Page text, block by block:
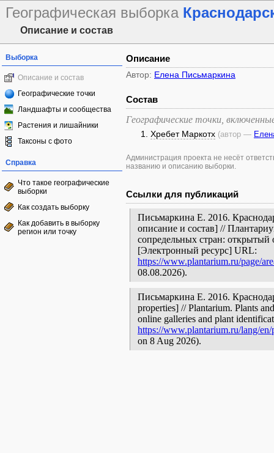
Географическая выборка
Описание и состав
Выборка
Описание и состав
Географические точки
Ландшафты и сообщества
Растения и лишайники
Таксоны с фото
Справка
Что такое географические
выборки
Как создать выборку
Как добавить в выборку
регион или точку
Описание
Автор: Елена Письмаркина
Состав
Географические точки,
Хребет Маркотх (aвтор —
Администрация проекта не несёт
названию и описанию выборки.
Ссылки для публикаций
Письмаркина Е. 2016.
описание и состав] //
сопредельных стран: открытый
[Электронный ресурс] URL:
https://www.plantarium.ru/page/
08.08.2026).
Письмаркина Е. 2016.
properties] // Plantarium. Plants
online galleries and plant
https://www.plantarium.ru/lang/
on 8 Aug 2026).